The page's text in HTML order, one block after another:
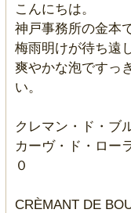
こんにちは。
神戸事務所の金本
梅雨明けが待ち遠
爽やかな泡ですっ
い。
クレマン・ド・
カーヴ・ド・ロ
０
CRÈMANT DE